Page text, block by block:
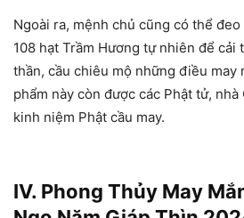
Ngoài ra, mệnh chủ cũng có thể
108 hạt Trầm Hương tự nhiên để cải
thần, cầu chiêu mộ những điều may
phẩm này còn được các Phật tử,
kinh niệm Phật cầu may.
IV. Phong Thủy May